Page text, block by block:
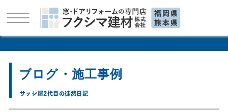
ブログ・施工事例
サッシ屋2代目の徒然日記